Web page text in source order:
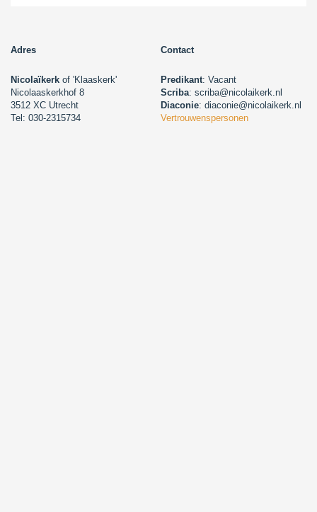
Adres Contact
Nicolaïkerk of 'Klaaskerk'
Nicolaaskerkhof 8
3512 XC Utrecht
Tel: 030-2315734
Predikant: Vacant
Scriba: scriba@nicolaikerk.nl
Diaconie: diaconie@nicolaikerk.nl
Vertrouwenspersonen